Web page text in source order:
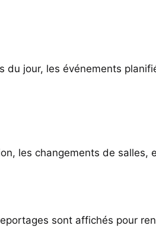
jour, les événements
les changements de
sont affichés pour